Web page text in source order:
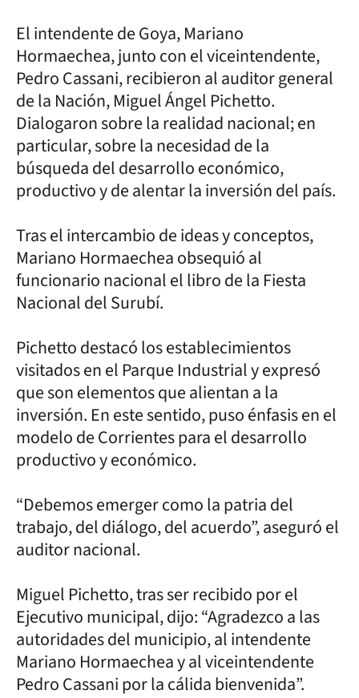
El intendente de Goya, Mariano
Hormaechea, junto con el viceintendente,
Pedro Cassani, recibieron al auditor general
de la Nación, Miguel Ángel Pichetto.
Dialogaron sobre la realidad nacional; en
particular, sobre la necesidad de la
búsqueda del desarrollo económico,
productivo y de alentar la inversión del país.
Tras el intercambio de ideas y conceptos,
Mariano Hormaechea obsequió al
funcionario nacional el libro de la Fiesta
Nacional del Surubí.
Pichetto destacó los establecimientos
visitados en el Parque Industrial y expresó
que son elementos que alientan a la
inversión. En este sentido, puso énfasis en el
modelo de Corrientes para el desarrollo
productivo y económico.
“Debemos emerger como la patria del
trabajo, del diálogo, del acuerdo”, aseguró el
auditor nacional.
Miguel Pichetto, tras ser recibido por el
Ejecutivo municipal, dijo: “Agradezco a las
autoridades del municipio, al intendente
Mariano Hormaechea y al viceintendente
Pedro Cassani por la cálida bienvenida”.